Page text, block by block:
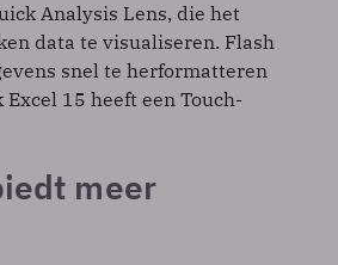
Analysis Lens, die het
data te visualiseren. Flash
snel te herformatteren
15 heeft een Touch-
meer